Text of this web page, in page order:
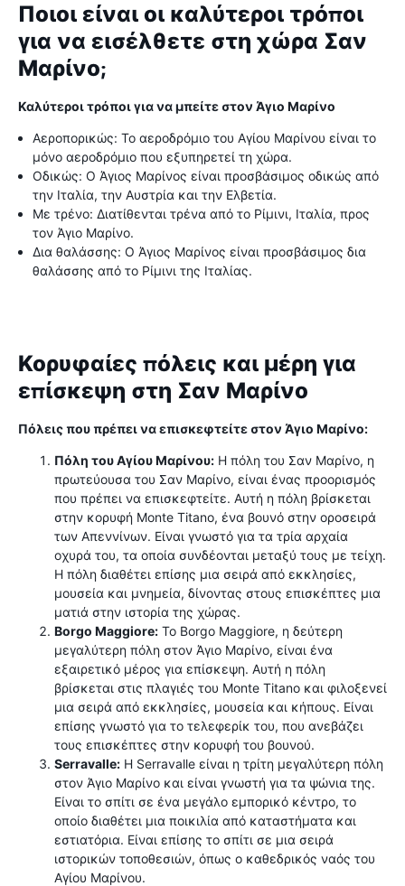
Ποιοι είναι οι καλύτεροι τρόποι
για να εισέλθετε στη χώρα Σαν
Μαρίνο;
Καλύτεροι τρόποι για να μπείτε στον Άγιο Μαρίνο
Αεροπορικώς: Το αεροδρόμιο του Αγίου Μαρίνου είναι το
μόνο αεροδρόμιο που εξυπηρετεί τη χώρα.
Οδικώς: Ο Άγιος Μαρίνος είναι προσβάσιμος οδικώς από
την Ιταλία, την Αυστρία και την Ελβετία.
Με τρένο: Διατίθενται τρένα από το Ρίμινι, Ιταλία, προς
τον Άγιο Μαρίνο.
Δια θαλάσσης: Ο Άγιος Μαρίνος είναι προσβάσιμος δια
θαλάσσης από το Ρίμινι της Ιταλίας.
Κορυφαίες πόλεις και μέρη για
επίσκεψη στη Σαν Μαρίνο
Πόλεις που πρέπει να επισκεφτείτε στον Άγιο Μαρίνο:
Πόλη του Αγίου Μαρίνου: Η πόλη του Σαν Μαρίνο, η
πρωτεύουσα του Σαν Μαρίνο, είναι ένας προορισμός
που πρέπει να επισκεφτείτε. Αυτή η πόλη βρίσκεται
στην κορυφή Monte Titano, ένα βουνό στην οροσειρά
των Απεννίνων. Είναι γνωστό για τα τρία αρχαία
οχυρά του, τα οποία συνδέονται μεταξύ τους με τείχη.
Η πόλη διαθέτει επίσης μια σειρά από εκκλησίες,
μουσεία και μνημεία, δίνοντας στους επισκέπτες μια
ματιά στην ιστορία της χώρας.
Borgo Maggiore: Το Borgo Maggiore, η δεύτερη
μεγαλύτερη πόλη στον Άγιο Μαρίνο, είναι ένα
εξαιρετικό μέρος για επίσκεψη. Αυτή η πόλη
βρίσκεται στις πλαγιές του Monte Titano και φιλοξενεί
μια σειρά από εκκλησίες, μουσεία και κήπους. Είναι
επίσης γνωστό για το τελεφερίκ του, που ανεβάζει
τους επισκέπτες στην κορυφή του βουνού.
Serravalle: Η Serravalle είναι η τρίτη μεγαλύτερη πόλη
στον Άγιο Μαρίνο και είναι γνωστή για τα ψώνια της.
Είναι το σπίτι σε ένα μεγάλο εμπορικό κέντρο, το
οποίο διαθέτει μια ποικιλία από καταστήματα και
εστιατόρια. Είναι επίσης το σπίτι σε μια σειρά
ιστορικών τοποθεσιών, όπως ο καθεδρικός ναός του
Αγίου Μαρίνου.